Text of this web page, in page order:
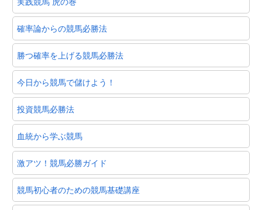
確率論からの競馬必勝法
勝つ確率を上げる競馬必勝法
今日から競馬で儲けよう！
投資競馬必勝法
血統から学ぶ競馬
激アツ！競馬必勝ガイド
競馬初心者のための競馬基礎講座